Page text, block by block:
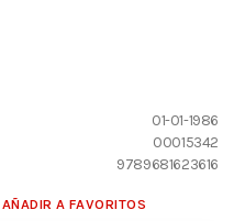
01-01-1986
00015342
9789681623616
AÑADIR A FAVORITOS